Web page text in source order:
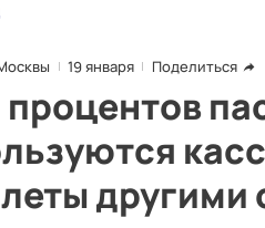
19 января Поделиться
процентов
другими